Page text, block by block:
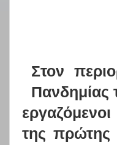
Στον
Πανδημίας
της πρώτης